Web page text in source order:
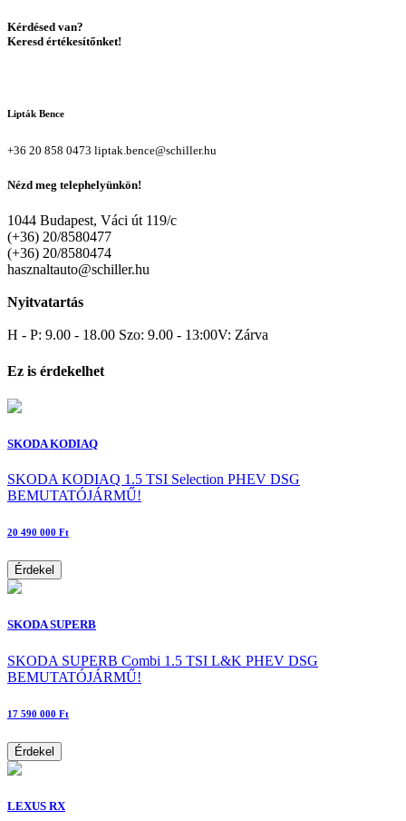
Kérdésed van?
Keresd értékesítőnket!
Lipták Bence
+36 20 858 0473 liptak.bence@schiller.hu
Nézd meg telephelyünkön!
1044 Budapest, Váci út 119/c
(+36) 20/8580477
(+36) 20/8580474
hasznaltauto@schiller.hu
Nyitvatartás
H - P: 9.00 - 18.00 Szo: 9.00 - 13:00V: Zárva
Ez is érdekelhet
SKODA KODIAQ
SKODA KODIAQ 1.5 TSI Selection PHEV DSG
BEMUTATÓJÁRMŰ!
20 490 000 Ft
Érdekel
SKODA SUPERB
SKODA SUPERB Combi 1.5 TSI L&K PHEV DSG
BEMUTATÓJÁRMŰ!
17 590 000 Ft
Érdekel
LEXUS RX